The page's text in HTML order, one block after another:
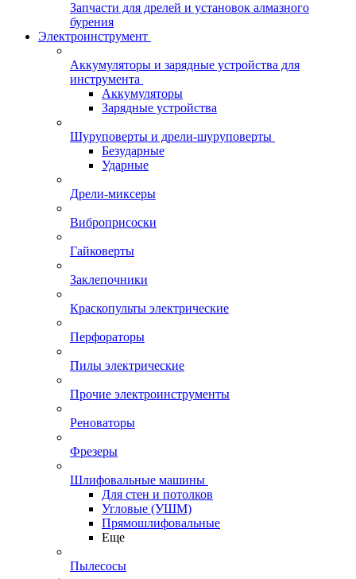
Запчасти для дрелей и установок алмазного
бурения
Электроинструмент
Аккумуляторы и зарядные устройства для
инструмента
Аккумуляторы
Зарядные устройства
Шуруповерты и дрели-шуруповерты
Безударные
Ударные
Дрели-миксеры
Виброприсоски
Гайковерты
Заклепочники
Краскопульты электрические
Перфораторы
Пилы электрические
Прочие электроинструменты
Реноваторы
Фрезеры
Шлифовальные машины
Для стен и потолков
Угловые (УШМ)
Прямошлифовальные
Еще
Пылесосы